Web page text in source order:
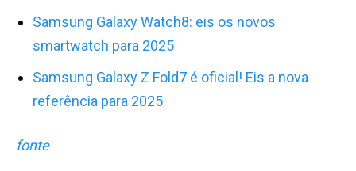
Samsung Galaxy Watch8: eis os novos
smartwatch para 2025
Samsung Galaxy Z Fold7 é oficial! Eis a nova
referência para 2025
fonte